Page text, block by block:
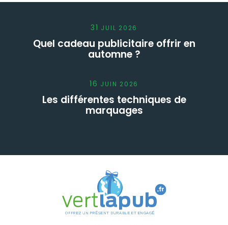
31 JUIL 2026
Quel cadeau publicitaire offrir en
automne ?
16 JUIN 2026
Les différentes techniques de
marquages